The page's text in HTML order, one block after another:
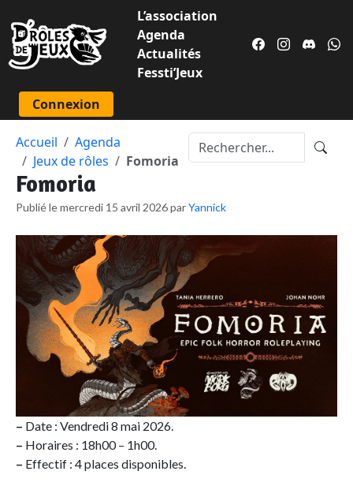
L’association
Agenda
Actualités
Fessti’Jeux
Connexion
Accueil
Agenda
Jeux de rôles
Fomoria
Fomoria
Publié le mercredi 15 avril 2026 parYannick
– Date : Vendredi 8 mai 2026.
– Horaires : 18h00 – 1h00.
– Effectif : 4 places disponibles.